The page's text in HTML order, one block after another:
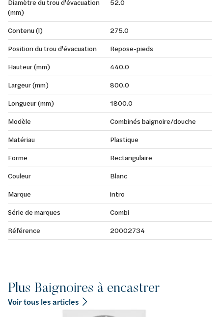
Diamètre du trou d'évacuation
(mm)
52.0
Contenu (l)
275.0
Position du trou d'évacuation
Repose-pieds
Hauteur (mm)
440.0
Largeur (mm)
800.0
Longueur (mm)
1800.0
Modèle
Combinés baignoire/douche
Matériau
Plastique
Forme
Rectangulaire
Couleur
Blanc
Marque
intro
Série de marques
Combi
Référence
20002734
Plus Baignoires à encastrer
Voir tous les articles